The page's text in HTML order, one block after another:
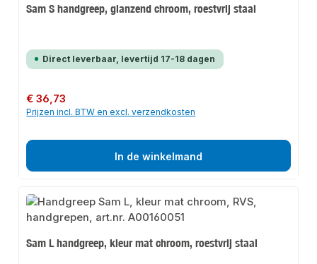
Sam S handgreep, glanzend chroom, roestvrij staal
Direct leverbaar, levertijd 17-18 dagen
Normale prijs:
€ 36,73
Prijzen incl. BTW en excl. verzendkosten
In de winkelmand
Sam L handgreep, kleur mat chroom, roestvrij staal